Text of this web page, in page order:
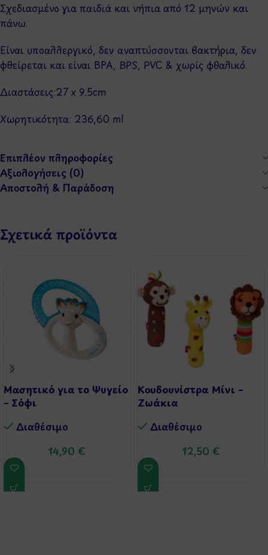
Σχεδιασμένο για παιδιά και νήπια από 12 μηνών και
πάνω.
Είναι υποαλλεργικό, δεν αναπτύσσονται βακτήρια, δεν
φθείρεται και είναι BPA, BPS, PVC & χωρίς φθαλικό.
Διαστάσεις:27 x 9.5cm
Χωρητικότητα: 236,60 ml
Επιπλέον πληροφορίες
Αξιολογήσεις (0)
Αποστολή & Παράδοση
Σχετικά προϊόντα
Μασητικό για το Ψυγείο
– Σόφι
Διαθέσιμo
14,90 €
Κουδουνίστρα Μίνι –
Ζωάκια
Διαθέσιμo
12,50 €